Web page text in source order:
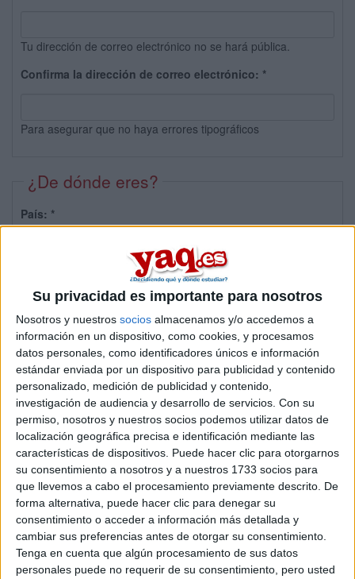
Su privacidad es importante para nosotros
Nosotros y nuestros socios almacenamos y/o accedemos a
información en un dispositivo, como cookies, y procesamos
datos personales, como identificadores únicos e información
estándar enviada por un dispositivo para publicidad y contenido
personalizado, medición de publicidad y contenido,
investigación de audiencia y desarrollo de servicios. Con su
permiso, nosotros y nuestros socios podemos utilizar datos de
localización geográfica precisa e identificación mediante las
características de dispositivos. Puede hacer clic para otorgarnos
su consentimiento a nosotros y a nuestros 1733 socios para
que llevemos a cabo el procesamiento previamente descrito. De
forma alternativa, puede hacer clic para denegar su
consentimiento o acceder a información más detallada y
cambiar sus preferencias antes de otorgar su consentimiento.
Tenga en cuenta que algún procesamiento de sus datos
personales puede no requerir de su consentimiento, pero usted
Tu dirección de correo electrónico no se hará pública.
Confirma la dirección de correo electrónico: *
Para asegurar que no haya errores tipográficos
¿De dónde eres?
País: *
Sobre ti
Soy:*
Chico
Chica
¿En qué año terminas (o terminaste) bachillerato o FP?
Soy estudiante de:*